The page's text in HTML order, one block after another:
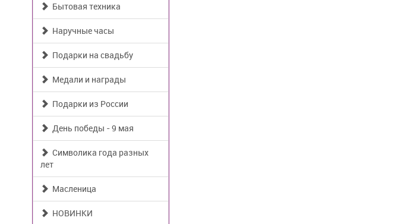
Бытовая техника
Наручные часы
Подарки на свадьбу
Медали и награды
Подарки из России
День победы - 9 мая
Символика года разных
лет
Масленица
НОВИНКИ